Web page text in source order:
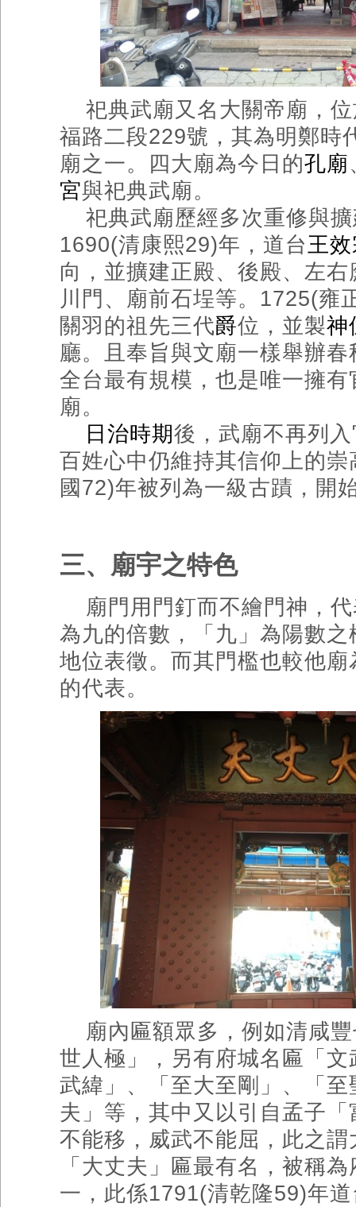
祀典武廟又名大關帝廟，
福路二段229號，其為明鄭時
廟之一。四大廟為今日的孔廟
宮與祀典武廟。
祀典武廟歷經多次重修與
1690(清康熙29)年，道台 王
向，並擴建正殿、後殿、左
川門、廟前石埕等。 1725(雍
關羽的祖先三代爵位，並製神
廳。且奉旨與文廟一樣舉辦
全台最有規模，也是唯一擁
廟。
日治時期後，武廟不再列
百姓心中仍維持其信仰上的崇
國 72)年被列為一級古蹟，開
三、廟宇之特色
廟門用門釘而不繪門神，
為九的倍數，「九」為陽數
地位表徵。而其門檻也較他
的代表。
廟內匾額眾多，例如清咸
世人極」，另有府城名匾「
武緯」、「至大至剛」、「
夫」等，其中又以引自孟子
不能移，威武不能屈，此之
「大丈夫」匾最有名，被稱
一，此係1791(清乾隆59)年